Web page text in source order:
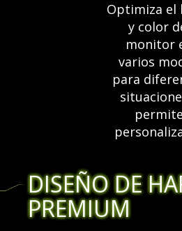
Optimiza el
y color
monitor
varios
para
permite
DISEÑO DE
PREMIUM